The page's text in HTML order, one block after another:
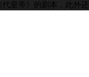
皇帝》的剧本，此外